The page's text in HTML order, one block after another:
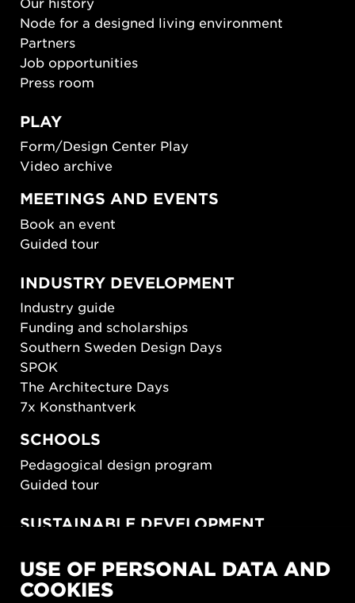
Node for a designed living environment
Partners
Job opportunities
Press room
PLAY
Form/Design Center Play
Video archive
MEETINGS AND EVENTS
Book an event
Guided tour
INDUSTRY DEVELOPMENT
Industry guide
Funding and scholarships
Southern Sweden Design Days
SPOK
The Architecture Days
7x Konsthantverk
SCHOOLS
Pedagogical design program
Guided tour
SUSTAINABLE DEVELOPMENT
SUSTAINORDIC
Share Future Living
USE OF PERSONAL DATA AND
COOKIES